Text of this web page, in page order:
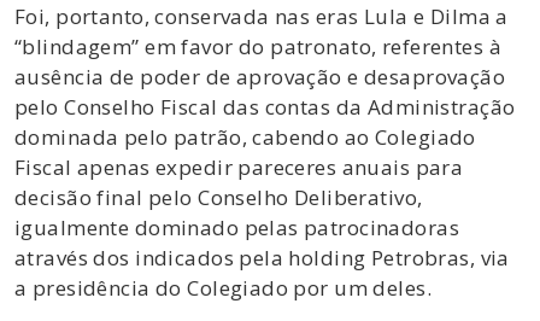
Foi, portanto, conservada nas eras Lula e Dilma a
“blindagem” em favor do patronato, referentes à
ausência de poder de aprovação e desaprovação
pelo Conselho Fiscal das contas da Administração
dominada pelo patrão, cabendo ao Colegiado
Fiscal apenas expedir pareceres anuais para
decisão final pelo Conselho Deliberativo,
igualmente dominado pelas patrocinadoras
através dos indicados pela holding Petrobras, via
a presidência do Colegiado por um deles.